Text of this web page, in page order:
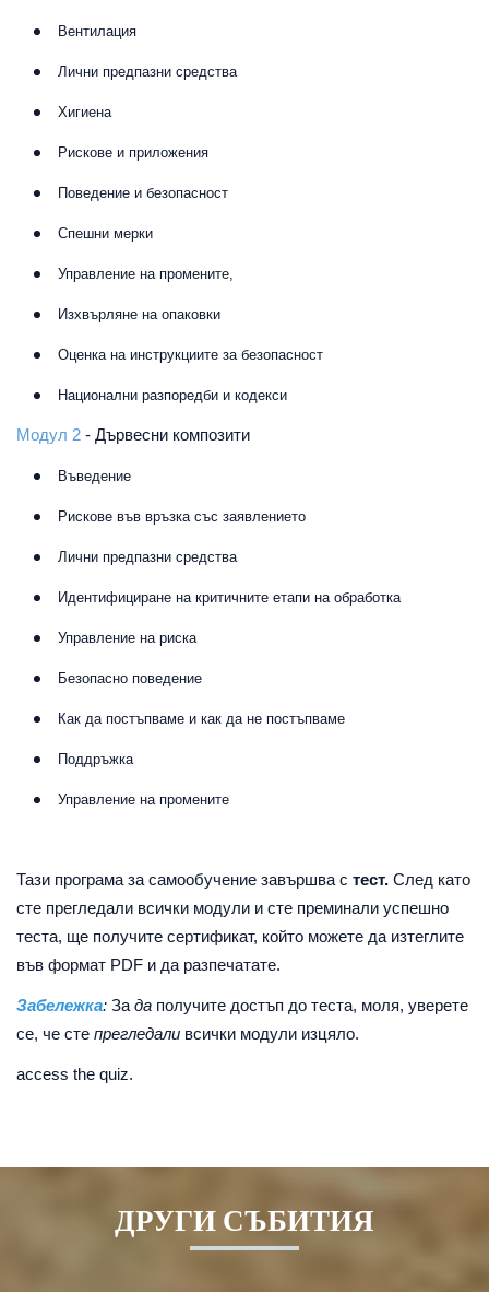
Вентилация
Лични предпазни средства
Хигиена
Рискове и приложения
Поведение и безопасност
Спешни мерки
Управление на промените,
Изхвърляне на опаковки
Оценка на инструкциите за безопасност
Национални разпоредби и кодекси
Модул 2 - Дървесни композити
Въведение
Рискове във връзка със заявлението
Лични предпазни средства
Идентифициране на критичните етапи на обработка
Управление на риска
Безопасно поведение
Как да постъпваме и как да не постъпваме
Поддръжка
Управление на промените
Тази програма за самообучение завършва с тест. След като
сте прегледали всички модули и сте преминали успешно
теста, ще получите сертификат, който можете да изтеглите
във формат PDF и да разпечатате.
Забележка: За да получите достъп до теста, моля, уверете
се, че сте прегледали всички модули изцяло.
access the quiz.
ДРУГИ СЪБИТИЯ